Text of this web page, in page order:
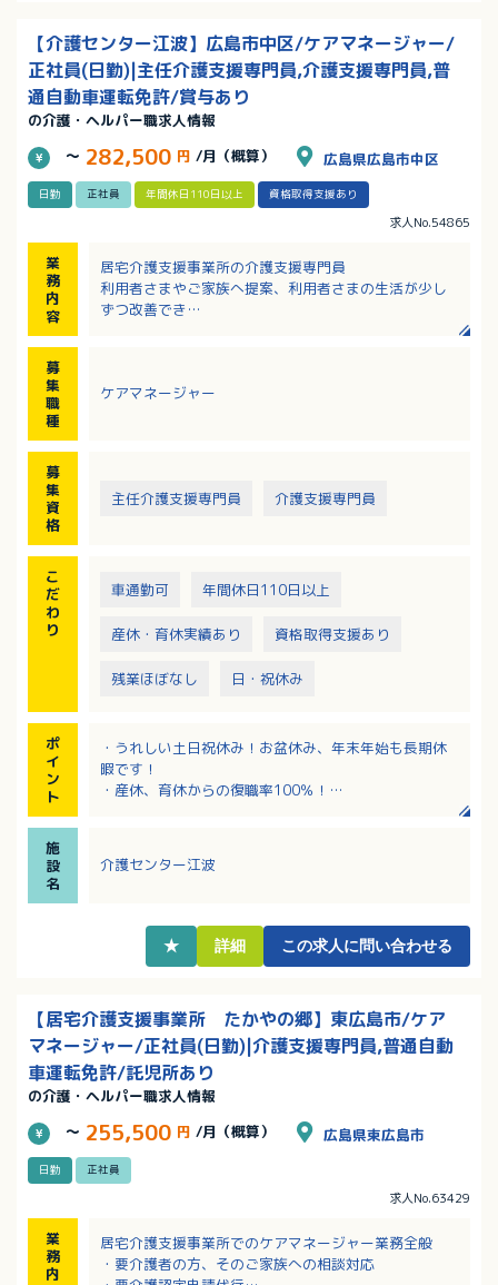
【介護センター江波】広島市中区/ケアマネージャー/
正社員(日勤)|主任介護支援専門員,介護支援専門員,普
通自動車運転免許/賞与あり
の介護・ヘルパー職求人情報
～ 282,500 円 /月（概算） 広島県広島市中区
日勤 正社員 年間休日110日以上 資格取得支援あり
求人No.54865
業
務
内
容
居宅介護支援事業所の介護支援専門員
利用者さまやご家族へ提案、利用者さまの生活が少し
ずつ改善でき
・ご利用者宅への訪問するモニタリング業務
募
集
職
種
ケアマネージャー
募
集
資
格
主任介護支援専門員 介護支援専門員
こ
だ
わ
り
車通勤可 年間休日110日以上
産休・育休実績あり 資格取得支援あり
残業ほぼなし 日・祝休み
ポ
イ
ン
ト
・うれしい土日祝休み！お盆休み、年末年始も長期休
暇です！
・産休、育休からの復職率100％！
層別研修でしっかりキャリアアップ！
施
設
名
介護センター江波
★ 詳細 この求人に問い合わせる
【居宅介護支援事業所 たかやの郷】東広島市/ケア
マネージャー/正社員(日勤)|介護支援専門員,普通自動
車運転免許/託児所あり
の介護・ヘルパー職求人情報
～ 255,500 円 /月（概算） 広島県東広島市
日勤 正社員
求人No.63429
業
務
内
居宅介護支援事業所でのケアマネージャー業務全般
・要介護者の方、そのご家族への相談対応